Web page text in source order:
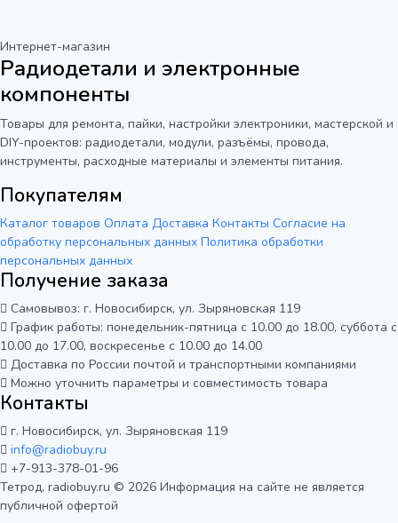
Интернет-магазин
Радиодетали и электронные
компоненты
Товары для ремонта, пайки, настройки электроники, мастерской и
DIY-проектов: радиодетали, модули, разъёмы, провода,
инструменты, расходные материалы и элементы питания.
Покупателям
Каталог товаров Оплата Доставка Контакты Согласие на
обработку персональных данных Политика обработки
персональных данных
Получение заказа
Самовывоз: г. Новосибирск, ул. Зыряновская 119
График работы: понедельник-пятница с 10.00 до 18.00, суббота с
10.00 до 17.00, воскресенье с 10.00 до 14.00
Доставка по России почтой и транспортными компаниями
Можно уточнить параметры и совместимость товара
Контакты
г. Новосибирск, ул. Зыряновская 119
info@radiobuy.ru
+7-913-378-01-96
Тетрод, radiobuy.ru © 2026 Информация на сайте не является
публичной офертой